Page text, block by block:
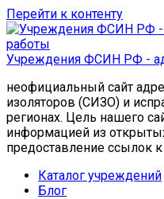
Перейти к контенту
Учреждения ФСИН РФ -
неофициальный сайт
изоляторов (СИЗО) и
регионах. Цель нашего
информацией из
предоставление ссылок
Каталог учреждений
Блог